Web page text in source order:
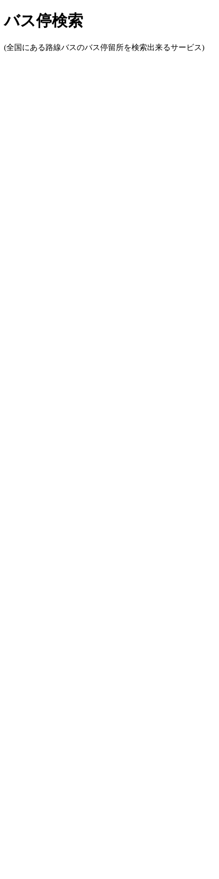
バス停検索
(全国にある路線バスのバス停留所を検索出来るサービス)